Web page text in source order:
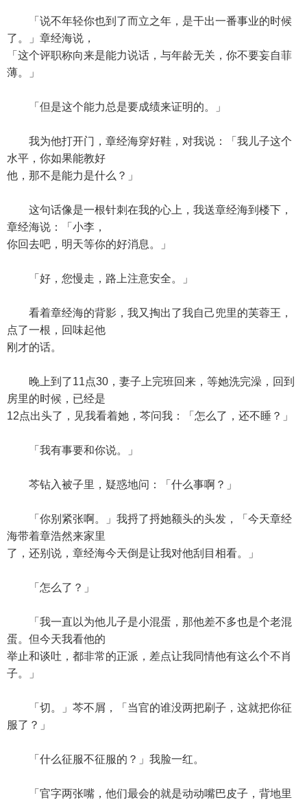
「说不年轻你也到了而立之年，是干出一番事业的时候
了。」章经海说，
「这个评职称向来是能力说话，与年龄无关，你不要妄自菲
薄。」
「但是这个能力总是要成绩来证明的。」
我为他打开门，章经海穿好鞋，对我说：「我儿子这个
水平，你如果能教好
他，那不是能力是什么？」
这句话像是一根针刺在我的心上，我送章经海到楼下，
章经海说：「小李，
你回去吧，明天等你的好消息。」
「好，您慢走，路上注意安全。」
看着章经海的背影，我又掏出了我自己兜里的芙蓉王，
点了一根，回味起他
刚才的话。
晚上到了11点30，妻子上完班回来，等她洗完澡，回到
房里的时候，已经是
12点出头了，见我看着她，芩问我：「怎么了，还不睡？」
「我有事要和你说。」
芩钻入被子里，疑惑地问：「什么事啊？」
「你别紧张啊。」我捋了捋她额头的头发，「今天章经
海带着章浩然来家里
了，还别说，章经海今天倒是让我对他刮目相看。」
「怎么了？」
「我一直以为他儿子是小混蛋，那他差不多也是个老混
蛋。但今天我看他的
举止和谈吐，都非常的正派，差点让我同情他有这么个不肖
子。」
「切。」芩不屑，「当官的谁没两把刷子，这就把你征
服了？」
「什么征服不征服的？」我脸一红。
「官字两张嘴，他们最会的就是动动嘴巴皮子，背地里